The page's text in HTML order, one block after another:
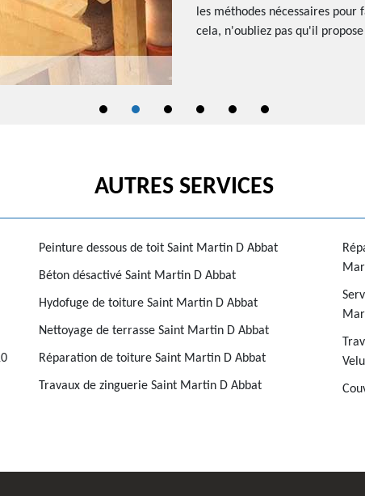
les méthodes nécessaires
cela, n'oubliez pas qu'il
AUTRES SERVICES
Peinture dessous de toit Saint Martin D Abbat
Béton désactivé Saint Martin D Abbat
Hydofuge de toiture Saint Martin D Abbat
Nettoyage de terrasse Saint Martin D Abbat
Réparation de toiture Saint Martin D Abbat
Travaux de zinguerie Saint Martin D Abbat